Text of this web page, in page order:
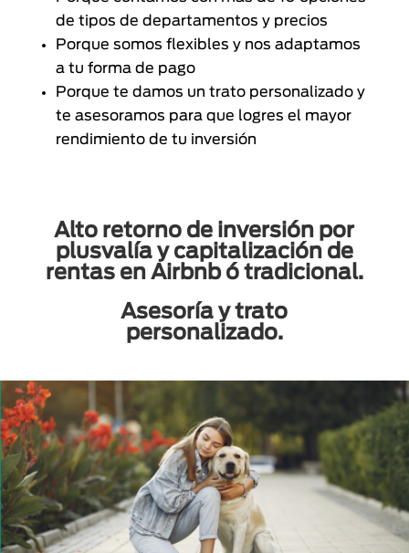
de tipos de departamentos y precios
Porque somos flexibles y nos adaptamos
a tu forma de pago
Porque te damos un trato personalizado y
te asesoramos para que logres el mayor
rendimiento de tu inversión
Alto retorno de inversión por
plusvalía y capitalización de
rentas en Airbnb ó tradicional.
Asesoría y trato
personalizado.